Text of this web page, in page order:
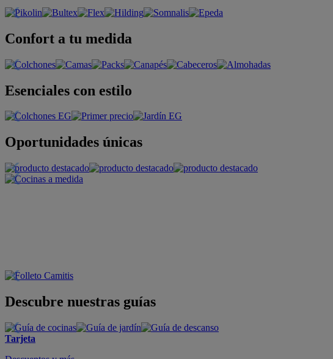
Confort a tu medida
Esenciales con estilo
Oportunidades únicas
Descubre nuestras guías
Tarjeta